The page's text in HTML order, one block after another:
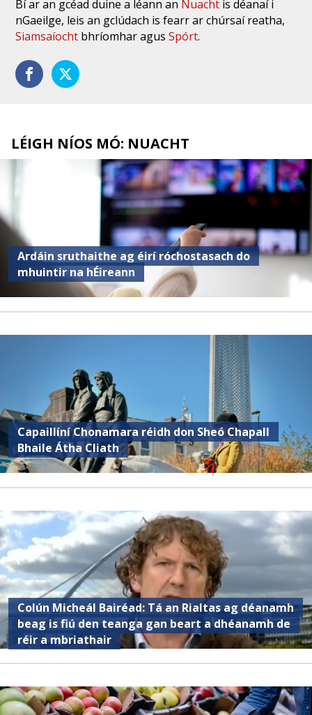
Bí ar an gcéad duine a léann an Nuacht is déanaí i
nGaeilge, leis an gclúdach is fearr ar chúrsaí reatha,
Siamsaíocht bhríomhar agusSpórt.
LÉIGH NÍOS MÓ: NUACHT
Ardáin sruthaithe ag éirí róchostasach do
mhuintir na hÉireann
Capaillíní Chonamara réidh don Sheó Chapall
Bhaile Átha Cliath
Colún Micheál Bairéad: Tá an Rialtas ag déanamh
beag is fiú den teanga gan beart a dhéanamh de
réir a mbriathair